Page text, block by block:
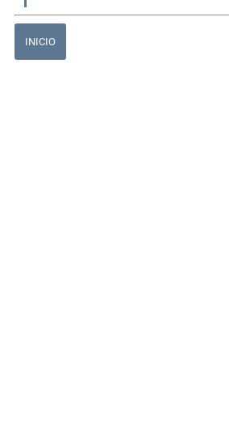
INICIO